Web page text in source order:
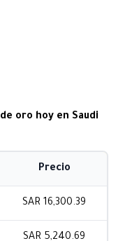
oro hoy en Saudi
Precio
SAR 16,300.39
SAR 5,240.69